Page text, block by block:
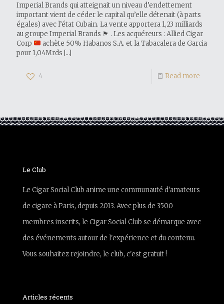
Imperial Brands qui atteignait un niveau d’endettement
important vient de céder le capital qu’elle détenait (à parts
égales) avec l’état Cubain. La vente apportera 1,23 milliards
au groupe Imperial Brands 🏴󠁧󠁢󠁥󠁮󠁧󠁿 . Les acquéreurs : Allied Cigar
Corp
achète 50% Habanos S.A. et la Tabacalera de Garcia
pour 1,04Mrds […]
4 Read more
Le Club
Le Cigar Social Club anime une communauté d'amateurs
de cigare à Paris, depuis 2013. Avec plus de 3500
membres inscrits, le Cigar Social Club se démarque avec
des événements autour de l'expérience et du contenu.
Vous souhaitez rejoindre, le club, c'est gratuit !
Articles récents